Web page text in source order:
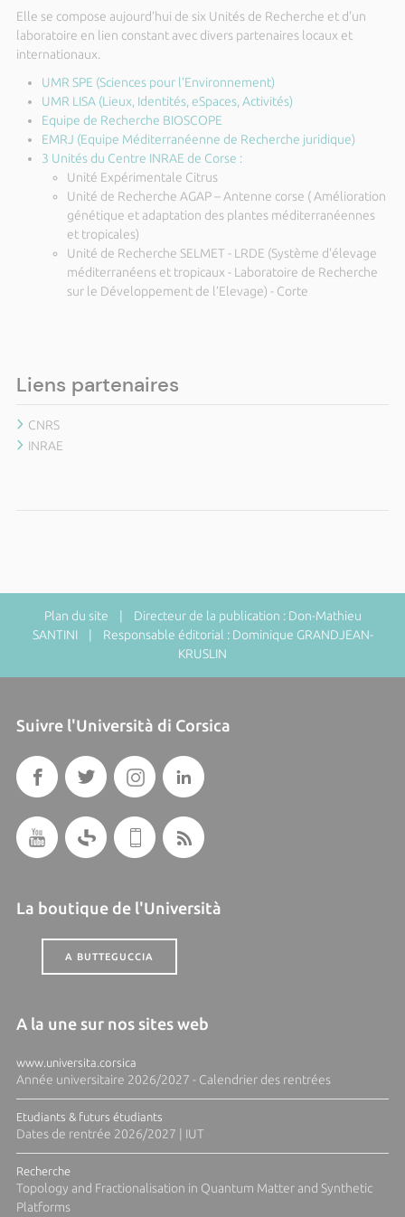
Elle se compose aujourd’hui de six Unités de Recherche et d'un
laboratoire en lien constant avec divers partenaires locaux et
internationaux.
UMR SPE (Sciences pour l’Environnement)
UMR LISA (Lieux, Identités, eSpaces, Activités)
Equipe de Recherche BIOSCOPE
EMRJ (Equipe Méditerranéenne de Recherche juridique)
3 Unités du Centre INRAE de Corse :
Unité Expérimentale Citrus
Unité de Recherche AGAP – Antenne corse ( Amélioration
génétique et adaptation des plantes méditerranéennes
et tropicales)
Unité de Recherche SELMET - LRDE (Système d'élevage
méditerranéens et tropicaux - Laboratoire de Recherche
sur le Développement de l’Elevage) - Corte
Liens partenaires
CNRS
INRAE
Plan du site | Directeur de la publication : Don-Mathieu
SANTINI | Responsable éditorial : Dominique GRANDJEAN-
KRUSLIN
Suivre l'Università di Corsica
La boutique de l'Università
A BUTTEGUCCIA
A la une sur nos sites web
www.universita.corsica
Année universitaire 2026/2027 - Calendrier des rentrées
Etudiants & futurs étudiants
Dates de rentrée 2026/2027 | IUT
Recherche
Topology and Fractionalisation in Quantum Matter and Synthetic
Platforms